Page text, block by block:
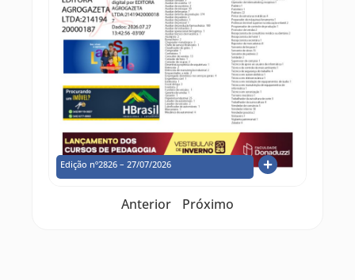
Edição nº2826 – 27/07/2026
Anterior Próximo